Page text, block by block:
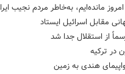
مانده‌ایم، به‌خاطر مردم نجیب
مقابل اسرائیل ایستاد
از استقلال جدا شد
در ترکیه
هندی به زمین